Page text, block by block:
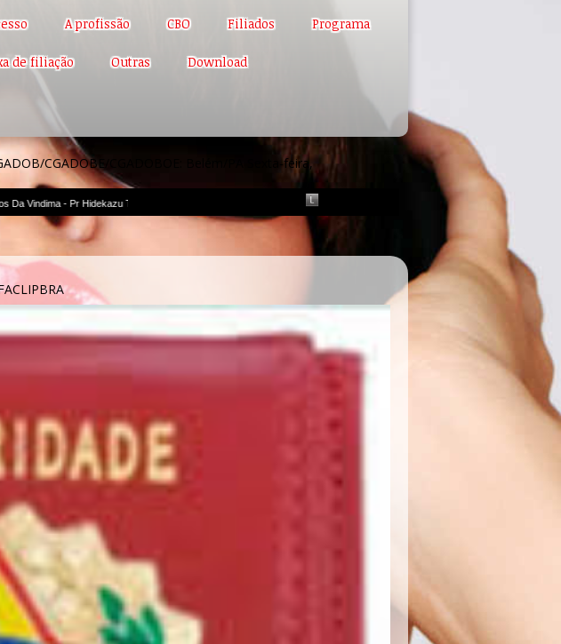
A profissão CBO Filiados Programa
de filiação Outras Download
CGADOBE/CGADOBOE: Belém/PA
Sexta-feira,